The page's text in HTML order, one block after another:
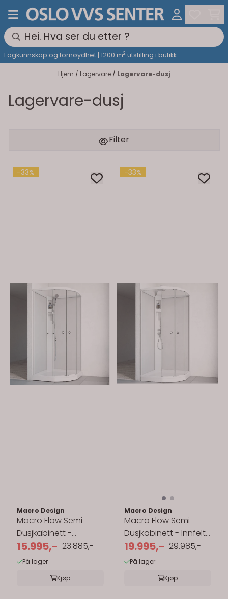
Hopp til innhold
Fagkunnskap og fornøydhet | 1200 m2 utstilling i butikk
Hjem / Lagervare / Lagervare-dusj
Lagervare-dusj
Filter
-33%
Macro Design
Macro Flow Semi
Dusjkabinett -
Standard - 91x91 cm
15.995,- 23.885,-
På lager
Kjøp
-33%
Macro Design
Macro Flow Semi
Dusjkabinett - Innfelt
Blandebatteri - 91x91
cm
19.995,- 29.985,-
På lager
Kjøp